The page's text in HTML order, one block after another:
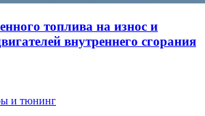
топлива на износ и
внутреннего сгорания
и тюнинг